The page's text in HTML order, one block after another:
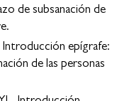
de subsanación de
epígrafe:
de las personas